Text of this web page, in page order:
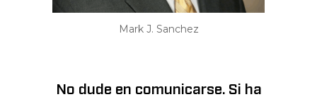
Mark J. Sanchez
No dude en comunicarse. Si ha